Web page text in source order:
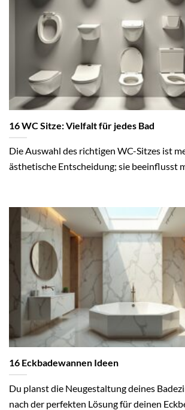
16 WC Sitze: Vielfalt für jedes Bad
Die Auswahl des richtigen WC-Sitzes ist
ästhetische Entscheidung; sie beeinflusst
16 Eckbadewannen Ideen
Du planst die Neugestaltung deines
nach der perfekten Lösung für deinen